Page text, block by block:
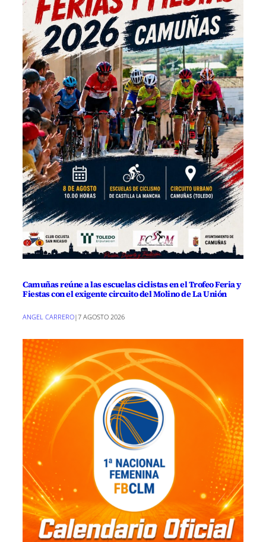
Camuñas reúne a las escuelas ciclistas en el Trofeo Feria y
Fiestas con el exigente circuito del Molino de La Unión
ANGEL CARRERO|7 AGOSTO 2026